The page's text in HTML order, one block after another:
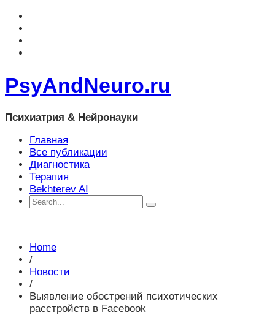
PsyAndNeuro.ru
Психиатрия & Нейронауки
Главная
Все публикации
Диагностика
Терапия
Bekhterev AI
Home
/
Новости
/
Выявление обострений психотических
расстройств в Facebook